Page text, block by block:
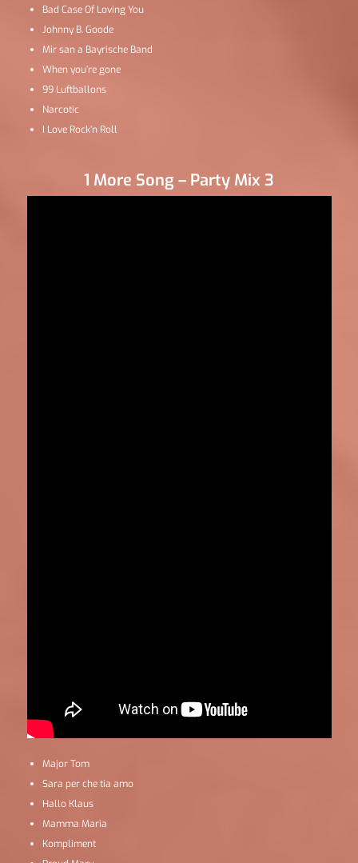
Bad Case Of Loving You
Johnny B. Goode
Mir san a Bayrische Band
When you’re gone
99 Luftballons
Narcotic
I Love Rock’n Roll
1 More Song – Party Mix 3
Major Tom
Sara per che tia amo
Hallo Klaus
Mamma Maria
Kompliment